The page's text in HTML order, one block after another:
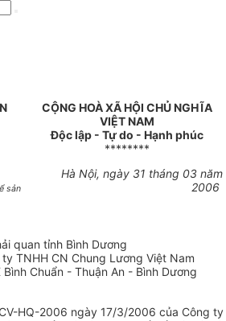
CỘNG HOÀ XÃ HỘI CHỦ NGHĨA
VIỆT NAM
Độc lập - Tự do - Hạnh phúc
********
sản
Hà Nội, ngày 31 tháng 03 năm
2006
quan tỉnh Bình Dương
TNHH CN Chung Lương Việt Nam
Bình Chuẩn - Thuận An - Bình Dương
HQ-2006 ngày 17/3/2006 của Công ty